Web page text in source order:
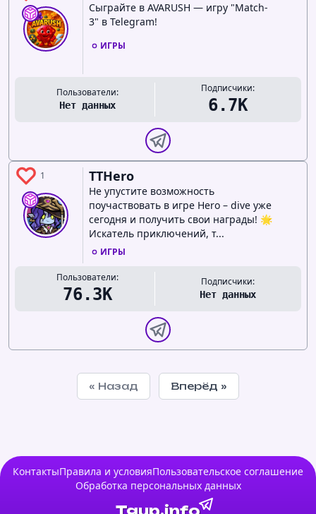
Сыграйте в AVARUSH — игру "Match-
3" в Telegram!
ИГРЫ
Пользователи:
Нет данных
Подписчики:
6.7K
1 TTHero
Не упустите возможность
поучаствовать в игре Hero – dive уже
сегодня и получить свои награды! 🌟
Искатель приключений, т...
ИГРЫ
Пользователи:
76.3K
Подписчики:
Нет данных
« Назад Вперёд »
КонтактыПравила и условияПользовательское соглашение
Обработка персональных данных